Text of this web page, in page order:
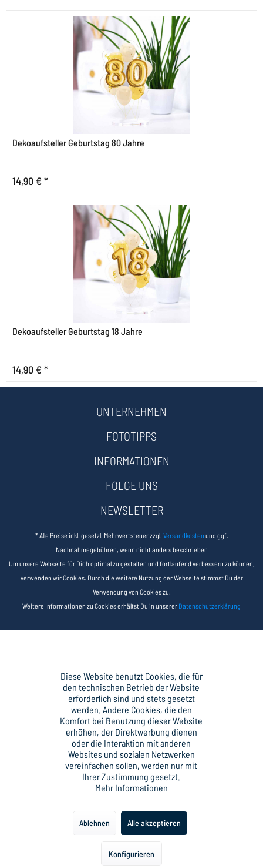
Dekoaufsteller Geburtstag 80 Jahre
14,90 € *
Dekoaufsteller Geburtstag 18 Jahre
14,90 € *
UNTERNEHMEN
FOTOTIPPS
INFORMATIONEN
FOLGE UNS
NEWSLETTER
* Alle Preise inkl. gesetzl. Mehrwertsteuer zzgl. Versandkosten und ggf.
Nachnahmegebühren, wenn nicht anders beschrieben
Um unsere Webseite für Dich optimal zu gestalten und fortlaufend verbessern zu können,
verwenden wir Cookies. Durch die weitere Nutzung der Webseite stimmst Du der
Verwendung von Cookies zu.
Weitere Informationen zu Cookies erhältst Du in unserer Datenschutzerklärung
Diese Website benutzt Cookies, die für
den technischen Betrieb der Website
erforderlich sind und stets gesetzt
werden. Andere Cookies, die den
Komfort bei Benutzung dieser Website
erhöhen, der Direktwerbung dienen
oder die Interaktion mit anderen
Websites und sozialen Netzwerken
vereinfachen sollen, werden nur mit
Ihrer Zustimmung gesetzt.
Mehr Informationen
Ablehnen Alle akzeptieren
Konfigurieren